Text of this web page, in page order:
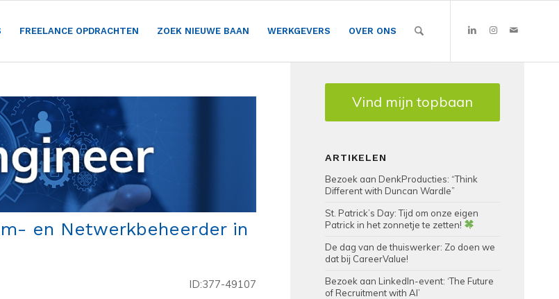
FREELANCE OPDRACHTEN ZOEK NIEUWE BAAN WERKGEVERS OVER ONS
en Netwerkbeheerder in
ID:377-49107
Vind mijn topbaan
ARTIKELEN
Bezoek aan DenkProducties: “Think
Different with Duncan Wardle”
St. Patrick’s Day: Tijd om onze eigen
Patrick in het zonnetje te zetten!
De dag van de thuiswerker: Zo doen we
dat bij CareerValue!
Bezoek aan LinkedIn-event: ‘The Future
of Recruitment with AI’